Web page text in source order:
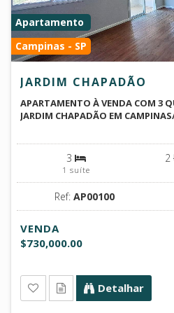
Apartamento
Campinas - SP
JARDIM CHAPADÃO
APARTAMENTO À VENDA COM 3
JARDIM CHAPADÃO EM
3
1 suíte
2
Ref: AP00100
VENDA
$730,000.00
Detalhar